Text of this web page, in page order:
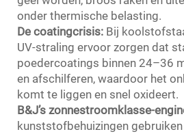
onder thermische belasting.
De coatingcrisis: Bij
UV-straling ervoor zorgen dat
poedercoatings binnen 24–36
en afschilferen, waardoor het
komt te liggen en snel oxideert.
B&J’s zonnestroomklasse-
kunststofbehuizingen